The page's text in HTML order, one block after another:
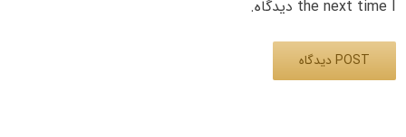
the next time I دیدگاه.